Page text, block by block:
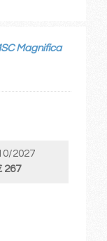
Magnifica
2027
267